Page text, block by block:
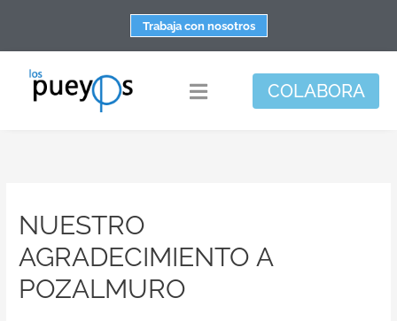
contenido
Trabaja con nosotros
Toggle
Apoyo personal y familiar
Espacio de bienestar
Responsabilidad social
COLABORA
NUESTRO
AGRADECIMIENTO A
POZALMURO